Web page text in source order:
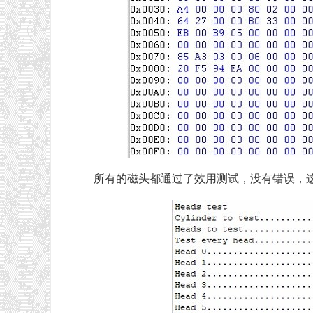
所有的磁头都通过了效用测试，没有错误，